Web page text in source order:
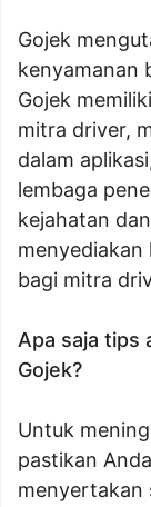
Gojek
kenyamanan
Gojek
mitra driver,
dalam
lembaga
kejahatan
menyediakan
bagi mitra
Apa saja tips
Gojek?
Untuk
pastikan
menyertakan